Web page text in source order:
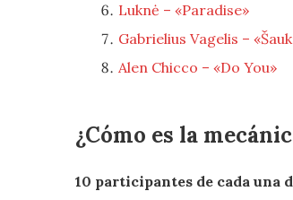
Luknė – «Paradise»
Gabrielius Vagelis –
Alen Chicco – «Do You»
¿Cómo es la
10 participantes de cada una